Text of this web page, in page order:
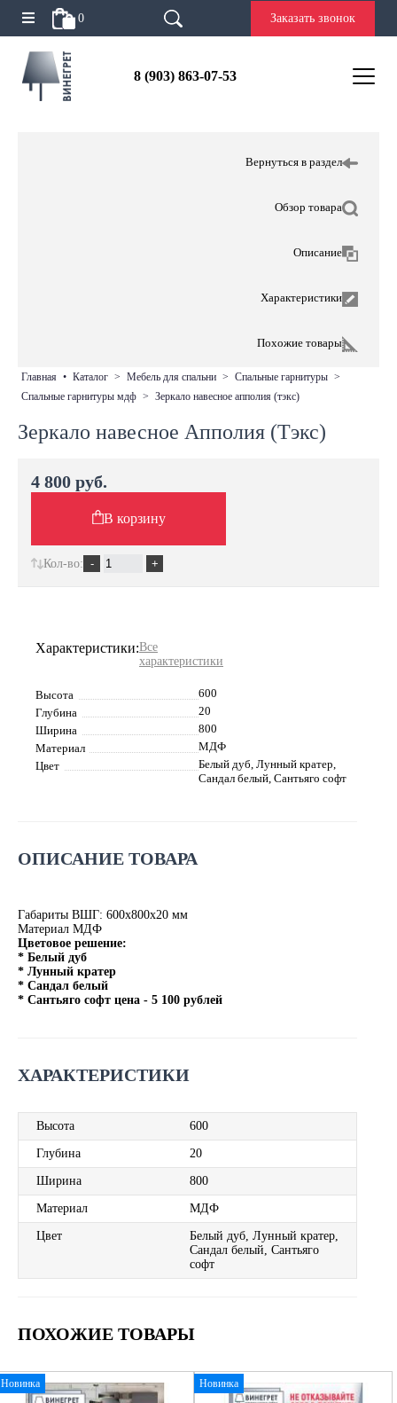
0 Заказать звонок
8 (903) 863-07-53
Вернуться в раздел
Обзор товара
Описание
Характеристики
Похожие товары
главная • каталог > мебель для спальни > спальные гарнитуры >
спальные гарнитуры мдф > зеркало навесное апполия (тэкс)
Зеркало навесное Апполия (Тэкс)
Характеристики:Все
характеристики
Высота
600
Глубина
20
Ширина
800
Материал
МДФ
Цвет
Белый дуб, Лунный кратер,
Сандал белый, Сантьяго софт
ОПИСАНИЕ ТОВАРА
Габариты ВШГ: 600х800х20 мм
Материал МДФ
Цветовое решение:
* Белый дуб
* Лунный кратер
* Сандал белый
* Сантьяго софт цена - 5 100 рублей
ХАРАКТЕРИСТИКИ
Высота 600
Глубина 20
Ширина 800
Материал МДФ
Цвет
Белый дуб, Лунный кратер,
Сандал белый, Сантьяго
софт
ПОХОЖИЕ ТОВАРЫ
Новинка Новинка
4 800 руб.
В корзину
Кол-во: